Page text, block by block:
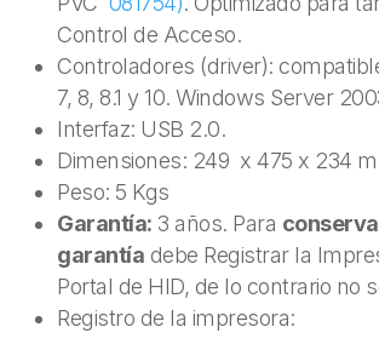
Control de Acceso.
Controladores (driver):
7, 8, 8.1 y 10. Windows Server
Interfaz: USB 2.0.
Dimensiones: 249 x 475 x 234
Peso: 5 Kgs
Garantía: 3 años. Para
garantía debe Registrar la
Portal de HID, de lo contrario no
Registro de la impresora: